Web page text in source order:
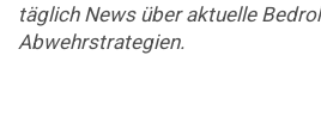
täglich News über aktuelle
Abwehrstrategien.